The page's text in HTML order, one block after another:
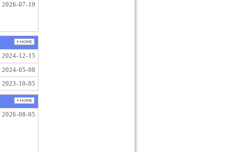
2026-07-19
2024-12-15
2024-05-08
2023-10-05
2026-08-05